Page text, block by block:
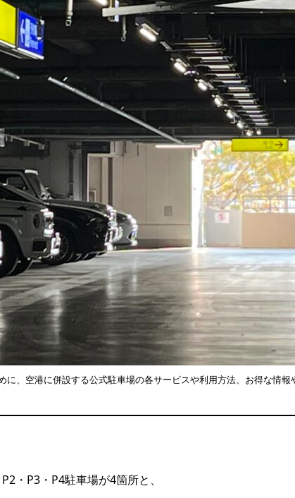
、空港に併設する公式駐車場の各サービスや利用方法、お得な情報
・P3・P4駐車場が4箇所と、